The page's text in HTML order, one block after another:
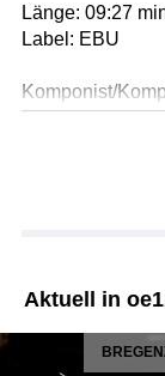
Länge: 09:27
Label: EBU
Komponist/
Titel: Concerto
* Largo - 2.Satz
Länge: 11:47
Label: dhm
Aktuell in